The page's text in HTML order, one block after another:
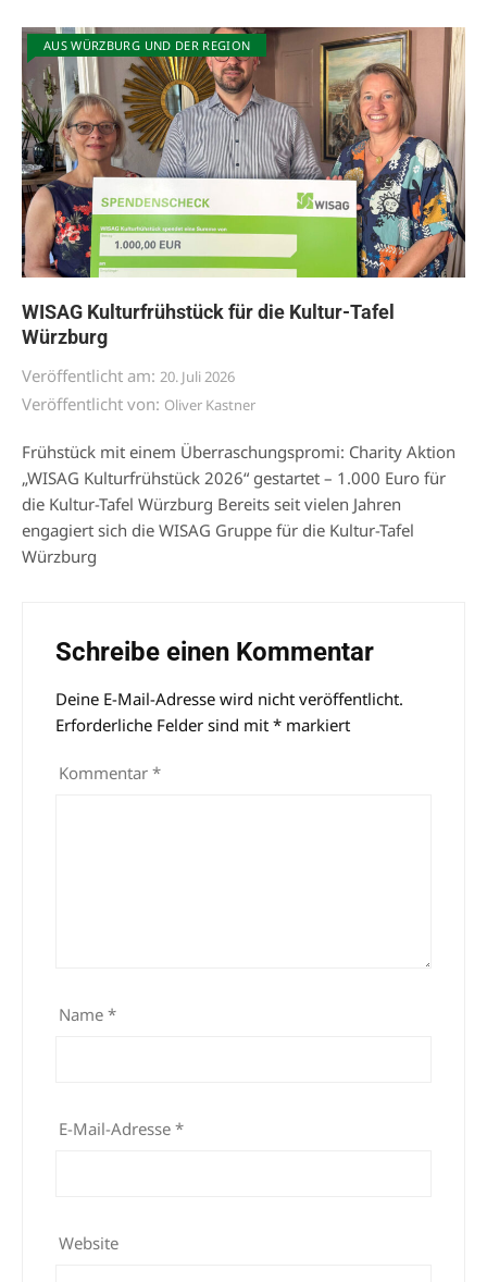
AUS WÜRZBURG UND DER REGION
WISAG Kulturfrühstück für die Kultur-Tafel
Würzburg
Veröffentlicht am: 20. Juli 2026
Veröffentlicht von: Oliver Kastner
Frühstück mit einem Überraschungspromi: Charity Aktion
„WISAG Kulturfrühstück 2026“ gestartet – 1.000 Euro für
die Kultur-Tafel Würzburg Bereits seit vielen Jahren
engagiert sich die WISAG Gruppe für die Kultur-Tafel
Würzburg
Schreibe einen Kommentar
Deine E-Mail-Adresse wird nicht veröffentlicht.
Erforderliche Felder sind mit * markiert
Kommentar *
Name *
E-Mail-Adresse *
Website
Alternative: